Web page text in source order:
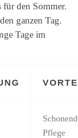
den Sommer.
ganzen Tag.
Tage im
Pflege